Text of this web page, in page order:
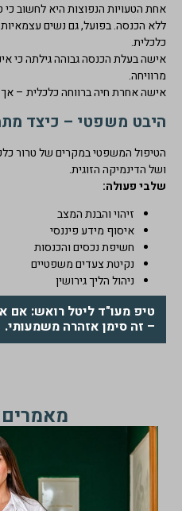
אחת הטעויות הנפוצות היא לחשוב
ללא הכנסה. בפועל, גם נשים
כלכלית.
אישה בעלת הכנסה גבוהה גילתה כי
מרוויחה.
אישה אחרת חיה ברווחה כלכלית –
היבט משפטי – כיצד
הטיפול המשפטי במקרים של טרור
ושל הדינמיקה הזוגית.
שלבי פעולה:
זיהוי והבנת המצב
איסוף מידע פיננסי
חשיפת נכסים והכנסות
נקיטת צעדים משפטיים
ניהול הליך גירושין
טיפ מעו"ד ליטל רואש: אם
– זה סימן אזהרה משמעותי.
מאמרים